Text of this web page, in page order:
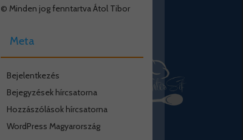
© Minden jog fenntartva Átol Tibor
Meta
Bejelentkezés
Bejegyzések hírcsatorna
Hozzászólások hírcsatorna
WordPress Magyarország